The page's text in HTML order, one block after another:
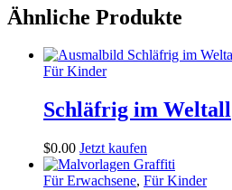
Ähnliche Produkte
Für Kinder
Schläfrig im Weltall
$0.00 Jetzt kaufen
Für Erwachsene, Für Kinder